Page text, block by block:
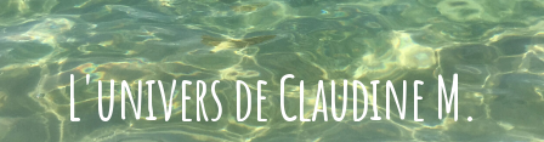
L'univers de Claudine M.